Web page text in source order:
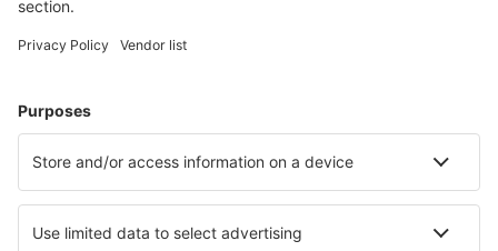
Naplánujte si cestu
Letenky
Ubytování
Let+Hotel
Transfery